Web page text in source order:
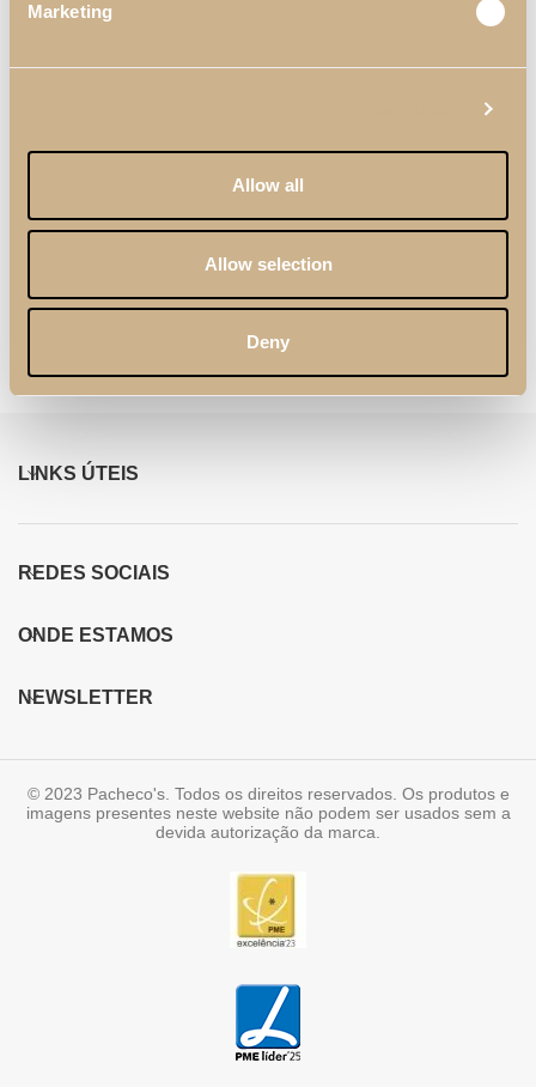
Marketing
Allow all
Allow selection
Deny
Painel de TV Zenit Cadeira Kyara
LINKS ÚTEIS
REDES SOCIAIS
ONDE ESTAMOS
NEWSLETTER
© 2023 Pacheco's. Todos os direitos reservados. Os produtos e
imagens presentes neste website não podem ser usados sem a
devida autorização da marca.